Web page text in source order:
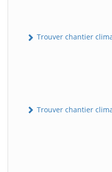
Trouver chantier
Trouver chantier